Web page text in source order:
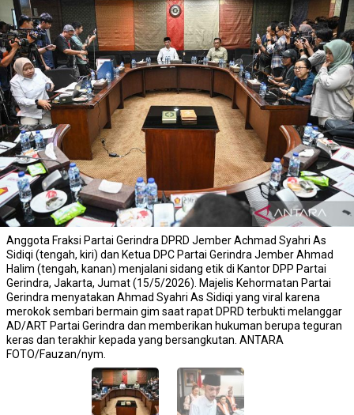
Anggota Fraksi Partai Gerindra DPRD Jember Achmad Syahri As
Sidiqi (tengah, kiri) dan Ketua DPC Partai Gerindra Jember Ahmad
Halim (tengah, kanan) menjalani sidang etik di Kantor DPP Partai
Gerindra, Jakarta, Jumat (15/5/2026). Majelis Kehormatan Partai
Gerindra menyatakan Ahmad Syahri As Sidiqi yang viral karena
merokok sembari bermain gim saat rapat DPRD terbukti melanggar
AD/ART Partai Gerindra dan memberikan hukuman berupa teguran
keras dan terakhir kepada yang bersangkutan. ANTARA
FOTO/Fauzan/nym.